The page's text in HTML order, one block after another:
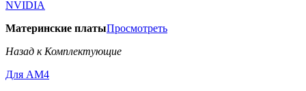
NVIDIA
Материнские платыПросмотреть
Назад к Комплектующие
Для AM4